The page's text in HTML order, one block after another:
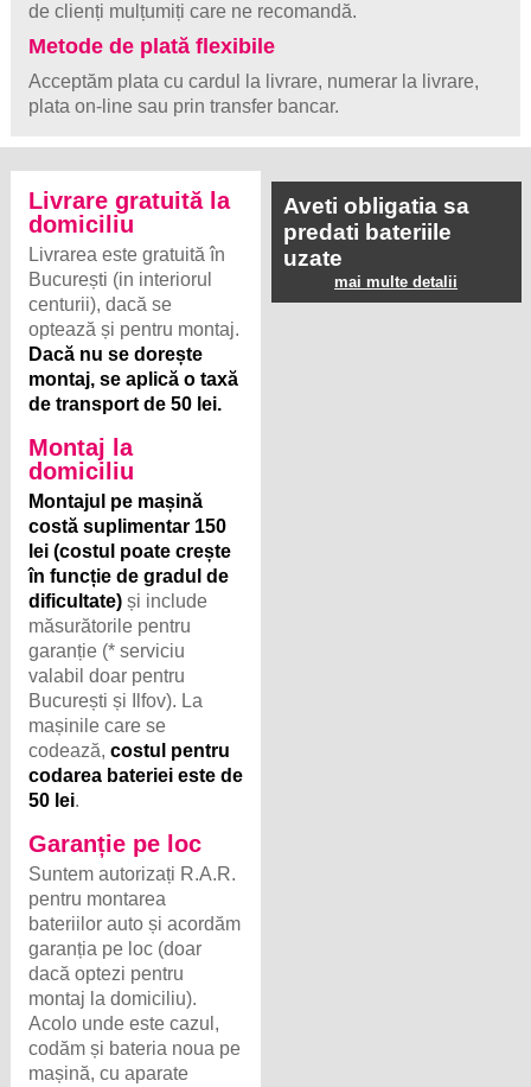
de clienți mulțumiți care ne recomandă.
Metode de plată flexibile
Acceptăm plata cu cardul la livrare, numerar la livrare,
plata on-line sau prin transfer bancar.
Livrare gratuită la
domiciliu
Livrarea este gratuită în
București (in interiorul
centurii), dacă se
optează și pentru montaj.
Dacă nu se dorește
montaj, se aplică o taxă
de transport de 50 lei.
Montaj la
domiciliu
Montajul pe mașină
costă suplimentar 150
lei (costul poate crește
în funcție de gradul de
dificultate) și include
măsurătorile pentru
garanție (* serviciu
valabil doar pentru
București și Ilfov). La
mașinile care se
codează,costul pentru
codarea bateriei este de
50 lei.
Garanție pe loc
Suntem autorizați R.A.R.
pentru montarea
bateriilor auto și acordăm
garanția pe loc (doar
dacă optezi pentru
montaj la domiciliu).
Acolo unde este cazul,
codăm și bateria noua pe
mașină, cu aparate
Aveti obligatia sa
predati bateriile
uzate
mai multe detalii